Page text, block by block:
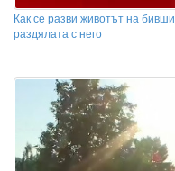
Как се разви животът на
раздялата с него